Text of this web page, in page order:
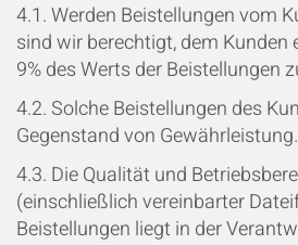
4.1. Werden Beistellungen vom
sind wir berechtigt, dem Kunden
9% des Werts der Beistellungen
4.2. Solche Beistellungen des
Gegenstand von Gewährleistung.
4.3. Die Qualität und
(einschließlich vereinbarter
Beistellungen liegt in der